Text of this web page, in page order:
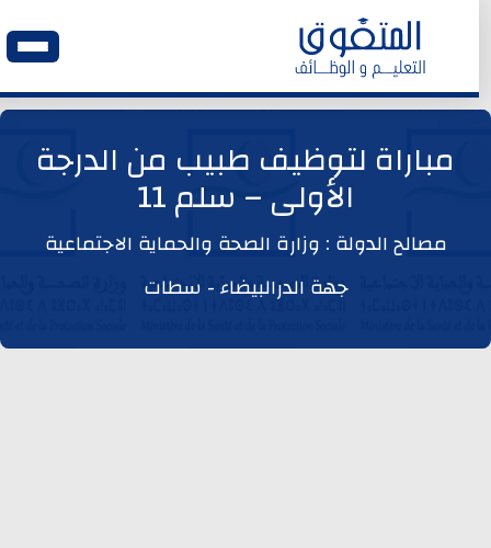
ابحث عن وظيفة
مباراة لتوظيف طبيب من الدرجة
الأولى – سلم 11
مصالح الدولة : وزارة الصحة والحماية الاجتماعية
جهة الدرالبيضاء - سطات